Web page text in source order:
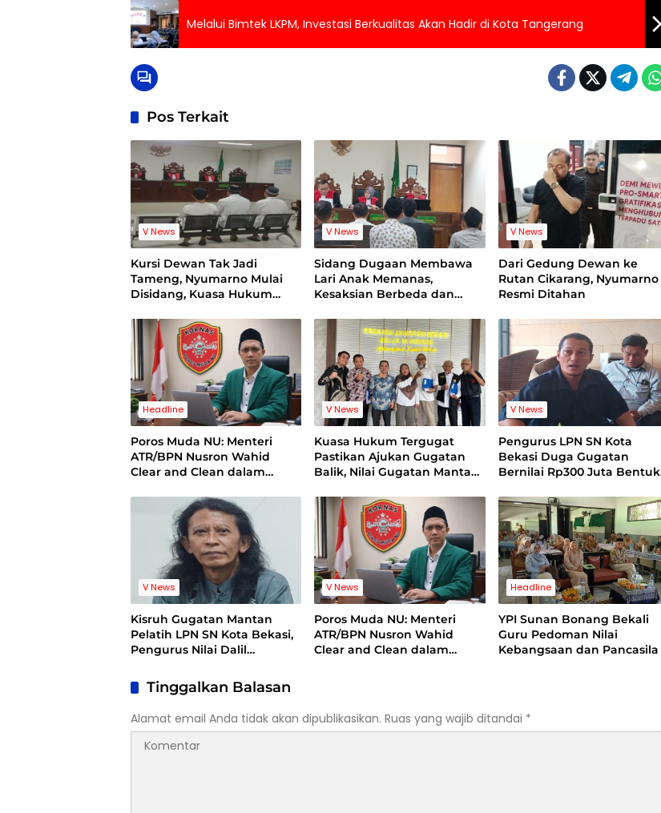
Melalui Bimtek LKPM, Investasi Berkualitas Akan Hadir di Kota Tangerang
Pos Terkait
V News
Kursi Dewan Tak Jadi
Tameng, Nyumarno Mulai
Disidang, Kuasa Hukum
Bebas Intervensi
V News
Sidang Dugaan Membawa
Lari Anak Memanas,
Kesaksian Berbeda dan
V News
Dari Gedung Dewan ke
Rutan Cikarang, Nyumarno
Resmi Ditahan
Headline
Poros Muda NU: Menteri
ATR/BPN Nusron Wahid
Clear and Clean dalam
Kuansing
V News
Kuasa Hukum Tergugat
Pastikan Ajukan Gugatan
Balik, Nilai Gugatan Mantan
Standing
V News
Pengurus LPN SN Kota
Bekasi Duga Gugatan
Bernilai Rp300 Juta Bentuk
Lembaga
V News
Kisruh Gugatan Mantan
Pelatih LPN SN Kota Bekasi,
Pengurus Nilai Dalil
V News
Poros Muda NU: Menteri
ATR/BPN Nusron Wahid
Clear and Clean dalam
Headline
YPI Sunan Bonang Bekali
Guru Pedoman Nilai
Kebangsaan dan Pancasila
Tinggalkan Balasan
Alamat email Anda tidak akan dipublikasikan. Ruas yang wajib ditandai *